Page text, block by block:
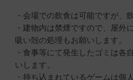
・会場での飲食は可能ですが、
・建物内は禁煙ですので、屋外
吸い殻の処理もお願いします。
・食事等にて発生したゴミは各
いします。
・持ち込まれているゲームは個